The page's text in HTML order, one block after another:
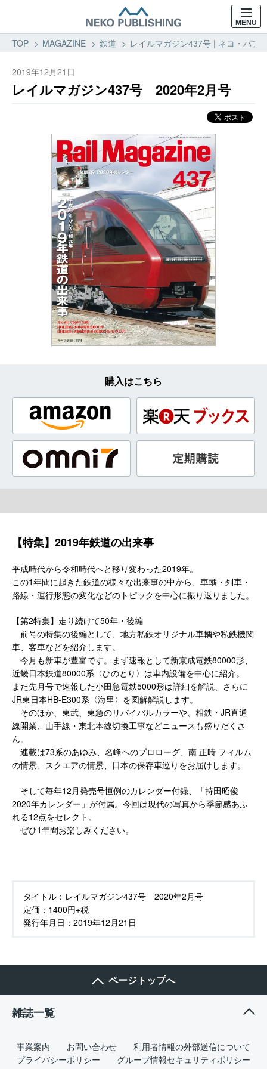
MENU
TOP MAGAZINE 鉄道 レイルマガジン437号 | ネコ・パブ
2019年12月21日
レイルマガジン437号 2020年2月号
購入はこちら
【特集】2019年鉄道の出来事
平成時代から令和時代へと移り変わった2019年。
この1年間に起きた鉄道の様々な出来事の中から、車輌・列車・
路線・運行形態の変化などのトピックを中心に振り返りました。
【第2特集】走り続けて50年・後編
前号の特集の後編として、地方私鉄オリジナル車輌や私鉄機関
車、客車などを紹介します。
今月も新車が豊富です。まず速報として新京成電鉄80000形、
近畿日本鉄道80000系〈ひのとり〉は車内設備を中心に紹介。
また先月号で速報した小田急電鉄5000形は詳細を解説、さらに
JR東日本HB-E300系〈海里〉を図解解説します。
そのほか、東武、東急のリバイバルカラーや、相鉄・JR直通
線開業、山手線・東北本線切換工事などニュースも盛りだくさ
ん。
連載は73系のあゆみ、名峰へのプロローグ、南 正時 フィルム
の情景、スクエアの情景、日本の保存車巡りをお届けします。
そして毎年12月発売号恒例のカレンダー付録、「持田昭俊
2020年カレンダー」が付属。今回は現代の写真から季節感あふ
れる12点をセレクト。
ぜひ1年間お楽しみください。
タイトル： レイルマガジン437号 2020年2月号
定価： 1400円+税
発行年月日： 2019年12月21日
ページトップへ
雑誌一覧
事業案内 お問い合わせ
利用者情報の外部送信について
プライバシーポリシー
グループ情報セキュリティポリシー